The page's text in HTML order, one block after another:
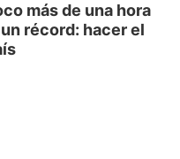
más de una hora
récord: hacer el